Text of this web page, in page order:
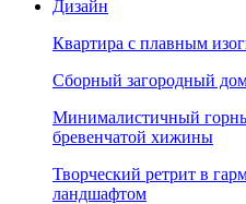
Дизайн
Квартира с плавным
Сборный загородный
Минималистичный
бревенчатой хижины
Творческий ретрит в
ландшафтом